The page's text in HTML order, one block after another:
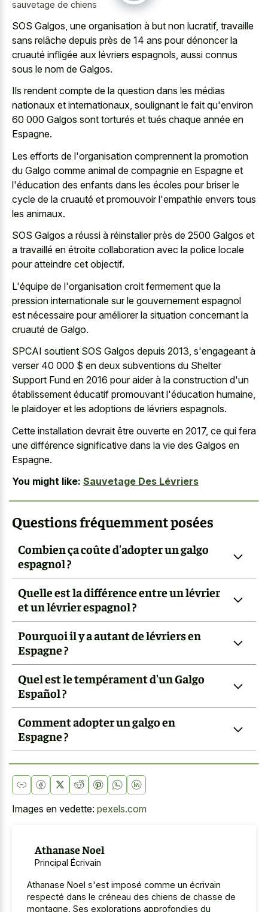
sauvetage de chiens
SOS Galgos, une organisation à but non lucratif, travaille
sans relâche depuis près de 14 ans pour dénoncer la
cruauté infligée aux lévriers espagnols, aussi connus
sous le nom de Galgos.
Ils rendent compte de la question dans les médias
nationaux et internationaux, soulignant le fait qu'environ
60 000 Galgos sont torturés et tués chaque année en
Espagne.
Les efforts de l'organisation comprennent la promotion
du Galgo comme animal de compagnie en Espagne et
l'éducation des enfants dans les écoles pour briser le
cycle de la cruauté et promouvoir l'empathie envers tous
les animaux.
SOS Galgos a réussi à réinstaller près de 2500 Galgos et
a travaillé en étroite collaboration avec la police locale
pour atteindre cet objectif.
L'équipe de l'organisation croit fermement que la
pression internationale sur le gouvernement espagnol
est nécessaire pour améliorer la situation concernant la
cruauté de Galgo.
SPCAI soutient SOS Galgos depuis 2013, s'engageant à
verser 40 000 $ en deux subventions du Shelter
Support Fund en 2016 pour aider à la construction d'un
établissement éducatif promouvant l'éducation humaine,
le plaidoyer et les adoptions de lévriers espagnols.
Cette installation devrait être ouverte en 2017, ce qui fera
une différence significative dans la vie des Galgos en
Espagne.
You might like: Sauvetage Des Lévriers
Questions fréquemment posées
Combien ça coûte d'adopter un galgo
espagnol ?
Quelle est la différence entre un lévrier
et un lévrier espagnol ?
Pourquoi il y a autant de lévriers en
Espagne ?
Quel est le tempérament d'un Galgo
Español ?
Comment adopter un galgo en
Espagne ?
Images en vedette: pexels.com
Athanase Noel
Principal Écrivain
Athanase Noel s'est imposé comme un écrivain
respecté dans le créneau des chiens de chasse de
montagne. Ses explorations approfondies du